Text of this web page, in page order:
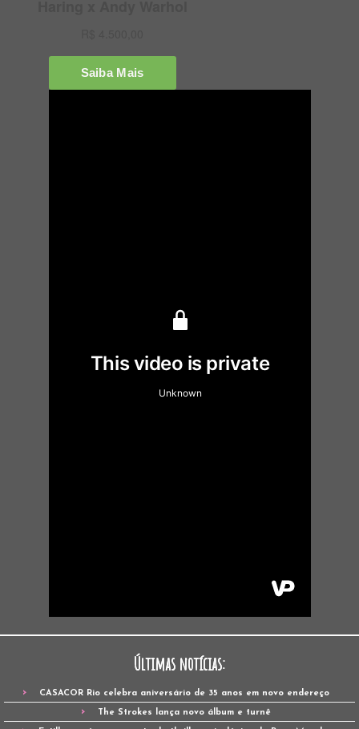
Últimas notícias:
CASACOR Rio celebra aniversário de 35 anos em novo endereço
The Strokes lança novo álbum e turnê